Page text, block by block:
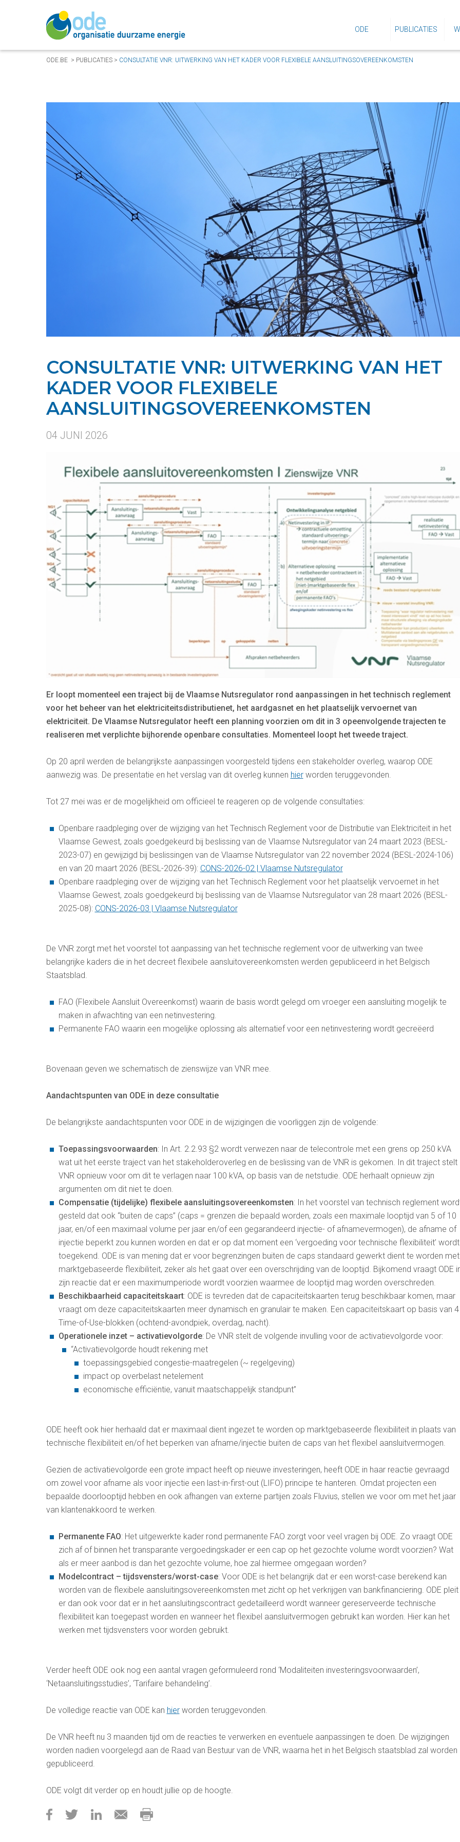
ODE PUBLICATIES
ODE.BE> PUBLICATIES> CONSULTATIE VNR: UITWERKING VAN HET KADER VOOR FLEXIBELE AANSLUITINGSOVEREENKOMSTEN
CONSULTATIE VNR: UITWERKING VAN HET
KADER VOOR FLEXIBELE
AANSLUITINGSOVEREENKOMSTEN
04 JUNI 2026
Er loopt momenteel een traject bij de Vlaamse Nutsregulator rond aanpassingen in het technisch reglement
voor het beheer van het elektriciteitsdistributienet, het aardgasnet en het plaatselijk vervoernet van
elektriciteit. De Vlaamse Nutsregulator heeft een planning voorzien om dit in 3 opeenvolgende trajecten te
realiseren met verplichte bijhorende openbare consultaties. Momenteel loopt het tweede traject.
Op 20 april werden de belangrijkste aanpassingen voorgesteld tijdens een stakeholder overleg, waarop ODE
aanwezig was. De presentatie en het verslag van dit overleg kunnen hierworden teruggevonden.
Tot 27 mei was er de mogelijkheid om officieel te reageren op de volgende consultaties:
Openbare raadpleging over de wijziging van het Technisch Reglement voor de Distributie van Elektriciteit in het
Vlaamse Gewest, zoals goedgekeurd bij beslissing van de Vlaamse Nutsregulator van 24 maart 2023 (BESL-
2023-07) en gewijzigd bij beslissingen van de Vlaamse Nutsregulator van 22 november 2024 (BESL-2024-106)
en van 20 maart 2026 (BESL-2026-39): CONS-2026-02 | Vlaamse Nutsregulator
Openbare raadpleging over de wijziging van het Technisch Reglement voor het plaatselijk vervoernet in het
Vlaamse Gewest, zoals goedgekeurd bij beslissing van de Vlaamse Nutsregulator van 28 maart 2026 (BESL-
2025-08): CONS-2026-03 | Vlaamse Nutsregulator
De VNR zorgt met het voorstel tot aanpassing van het technische reglement voor de uitwerking van twee
belangrijke kaders die in het decreet flexibele aansluitovereenkomsten werden gepubliceerd in het Belgisch
Staatsblad.
FAO (Flexibele Aansluit Overeenkomst) waarin de basis wordt gelegd om vroeger een aansluiting mogelijk te
maken in afwachting van een netinvestering.
Permanente FAO waarin een mogelijke oplossing als alternatief voor een netinvestering wordt gecreëerd
Bovenaan geven we schematisch de zienswijze van VNR mee.
Aandachtspunten van ODE in deze consultatie
De belangrijkste aandachtspunten voor ODE in de wijzigingen die voorliggen zijn de volgende:
Toepassingsvoorwaarden: In Art. 2.2.93 §2 wordt verwezen naar de telecontrole met een grens op 250 kVA
wat uit het eerste traject van het stakeholderoverleg en de beslissing van de VNR is gekomen. In dit traject stelt
VNR opnieuw voor om dit te verlagen naar 100 kVA, op basis van de netstudie. ODE herhaalt opnieuw zijn
argumenten om dit niet te doen.
Compensatie (tijdelijke) flexibele aansluitingsovereenkomsten: In het voorstel van technisch reglement
gesteld dat ook “buiten de caps” (caps = grenzen die bepaald worden, zoals een maximale looptijd van 5 of 10
jaar, en/of een maximaal volume per jaar en/of een gegarandeerd injectie- of afnamevermogen), de afname of
injectie beperkt zou kunnen worden en dat er op dat moment een ‘vergoeding voor technische flexibiliteit’ wordt
toegekend. ODE is van mening dat er voor begrenzingen buiten de caps standaard gewerkt dient te worden met
marktgebaseerde flexibiliteit, zeker als het gaat over een overschrijding van de looptijd. Bijkomend vraagt ODE
zijn reactie dat er een maximumperiode wordt voorzien waarmee de looptijd mag worden overschreden.
Beschikbaarheid capaciteitskaart: ODE is tevreden dat de capaciteitskaarten terug beschikbaar komen, maar
vraagt om deze capaciteitskaarten meer dynamisch en granulair te maken. Een capaciteitskaart op basis van 4
Time-of-Use-blokken (ochtend-avondpiek, overdag, nacht).
Operationele inzet – activatievolgorde: De VNR stelt de volgende invulling voor de activatievolgorde voor:
“Activatievolgorde houdt rekening met
toepassingsgebied congestie-maatregelen (~ regelgeving)
impact op overbelast netelement
economische efficiëntie, vanuit maatschappelijk standpunt”
ODE heeft ook hier herhaald dat er maximaal dient ingezet te worden op marktgebaseerde flexibiliteit in plaats van
technische flexibiliteit en/of het beperken van afname/injectie buiten de caps van het flexibel aansluitvermogen.
Gezien de activatievolgorde een grote impact heeft op nieuwe investeringen, heeft ODE in haar reactie gevraagd
om zowel voor afname als voor injectie een last-in-first-out (LIFO) principe te hanteren. Omdat projecten een
bepaalde doorlooptijd hebben en ook afhangen van externe partijen zoals Fluvius, stellen we voor om met het jaar
van klantenakkoord te werken.
Permanente FAO: Het uitgewerkte kader rond permanente FAO zorgt voor veel vragen bij ODE. Zo vraagt ODE
zich af of binnen het transparante vergoedingskader er een cap op het gezochte volume wordt voorzien? Wat
als er meer aanbod is dan het gezochte volume, hoe zal hiermee omgegaan worden?
Modelcontract – tijdsvensters/worst-case: Voor ODE is het belangrijk dat er een worst-case berekend kan
worden van de flexibele aansluitingsovereenkomsten met zicht op het verkrijgen van bankfinanciering. ODE pleit
er dan ook voor dat er in het aansluitingscontract gedetailleerd wordt wanneer gereserveerde technische
flexibiliteit kan toegepast worden en wanneer het flexibel aansluitvermogen gebruikt kan worden. Hier kan het
werken met tijdsvensters voor worden gebruikt.
Verder heeft ODE ook nog een aantal vragen geformuleerd rond ‘Modaliteiten investeringsvoorwaarden’,
‘Netaansluitingsstudies’, ‘Tarifaire behandeling’.
De volledige reactie van ODE kan hierworden teruggevonden.
De VNR heeft nu 3 maanden tijd om de reacties te verwerken en eventuele aanpassingen te doen. De wijzigingen
worden nadien voorgelegd aan de Raad van Bestuur van de VNR, waarna het in het Belgisch staatsblad zal worden
gepubliceerd.
ODE volgt dit verder op en houdt jullie op de hoogte.